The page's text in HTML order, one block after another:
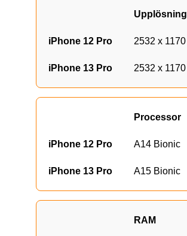
Upplösning
2532 x 1170
2532 x 1170
Processor
A14 Bionic
A15 Bionic
RAM